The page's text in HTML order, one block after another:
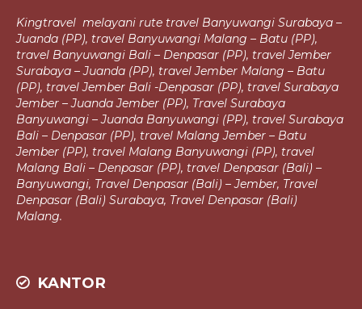
Kingtravel melayani rute travel Banyuwangi Surabaya –
Juanda (PP), travel Banyuwangi Malang – Batu (PP),
travel Banyuwangi Bali – Denpasar (PP), travel Jember
Surabaya – Juanda (PP), travel Jember Malang – Batu
(PP), travel Jember Bali -Denpasar (PP), travel Surabaya
Jember – Juanda Jember (PP), Travel Surabaya
Banyuwangi – Juanda Banyuwangi (PP), travel Surabaya
Bali – Denpasar (PP), travel Malang Jember – Batu
Jember (PP), travel Malang Banyuwangi (PP), travel
Malang Bali – Denpasar (PP), travel Denpasar (Bali) –
Banyuwangi, Travel Denpasar (Bali) – Jember, Travel
Denpasar (Bali) Surabaya, Travel Denpasar (Bali)
Malang.
KANTOR